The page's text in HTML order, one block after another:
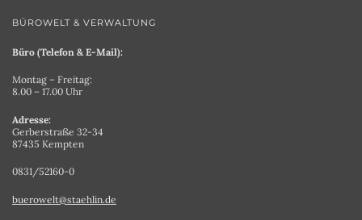
BÜROWELT & VERWALTUNG
Büro (Telefon & E-Mail):
Montag – Freitag:
8.00 – 17.00 Uhr
Adresse:
Gerberstraße 32-34
87435 Kempten
0831/52160-0
buerowelt@staehlin.de